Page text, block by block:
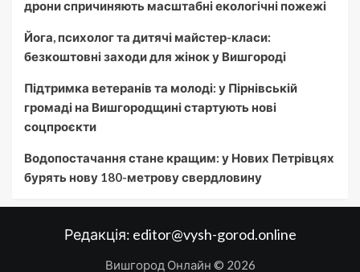
дрони спричиняють масштабні екологічні пожежі
Йога, психолог та дитячі майстер-класи:
безкоштовні заходи для жінок у Вишгороді
Підтримка ветеранів та молоді: у Пірнівській
громаді на Вишгородщині стартують нові
соцпроєкти
Водопостачання стане кращим: у Нових Петрівцях
бурять нову 180-метрову свердловину
Редакція: editor@vysh-gorod.online
Вишгород Онлайн © 2026